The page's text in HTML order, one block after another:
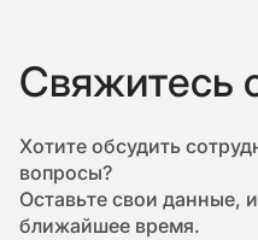
Свяжитесь
Хотите обсудить
вопросы?
Оставьте свои данные,
ближайшее время.